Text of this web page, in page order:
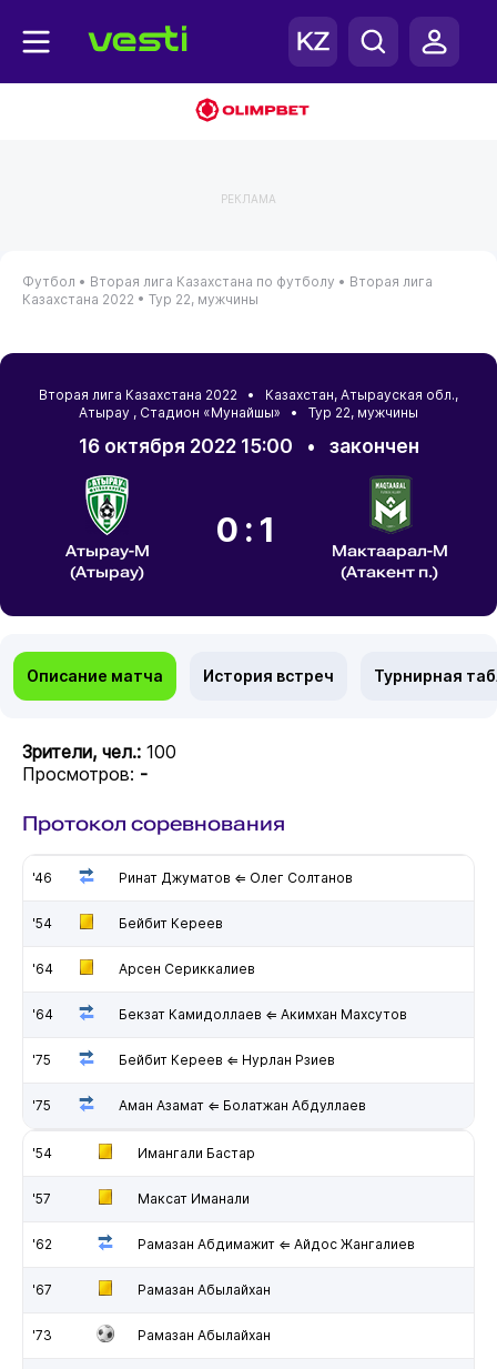
РЕКЛАМА
Футбол • Вторая лига Казахстана по футболу • Вторая лига
Казахстана 2022 • Тур 22, мужчины
Вторая лига Казахстана 2022 • Казахстан, Атырауская обл.,
Атырау , Стадион «Мунайшы» • Тур 22, мужчины
16 октября 2022 15:00 • закончен
Атырау-М
(Атырау)
0:1
Мактаарал-М
(Атакент п.)
Описание матча История встреч Турнирная
Зрители, чел.: 100
Просмотров: -
Протокол соревнования
'46 Ринат Джуматов ⇐ Олег Солтанов
'54 Бейбит Кереев
'64 Арсен Сериккалиев
'64 Бекзат Камидоллаев ⇐ Акимхан Махсутов
'75 Бейбит Кереев ⇐ Нурлан Рзиев
'75 Аман Азамат ⇐ Болатжан Абдуллаев
'54 Имангали Бастар
'57 Максат Иманали
'62 Рамазан Абдимажит ⇐ Айдос Жангалиев
'67 Рамазан Абылайхан
'73 Рамазан Абылайхан